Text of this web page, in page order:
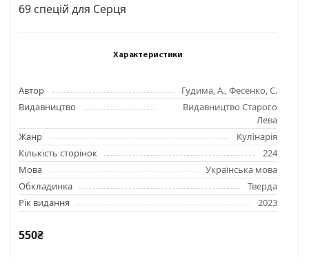
69 спецій для Серця
Характеристики
Автор
Гудима, А., Фесенко, С.
Видавництво
Видавництво Старого
Лева
Жанр
Кулінарія
Кількість сторінок
224
Мова
Українська мова
Обкладинка
Тверда
Рік видання
2023
550₴